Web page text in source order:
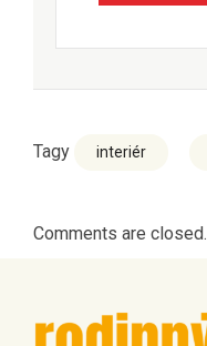
Tagy interiér
Comments are closed.